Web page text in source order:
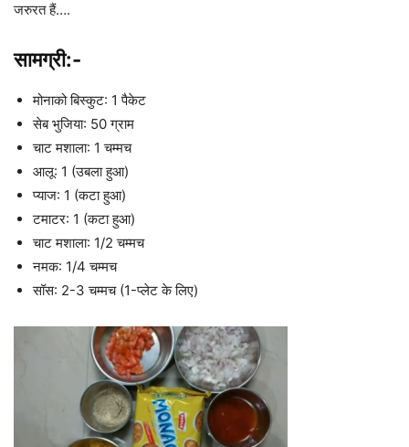
जरुरत हैं….
सामग्री:-
मोनाको बिस्कुट: 1 पैकेट
सेब भुजिया: 50 ग्राम
चाट मशाला: 1 चम्मच
आलू: 1 (उबला हुआ)
प्याज: 1 (कटा हुआ)
टमाटर: 1 (कटा हुआ)
चाट मशाला: 1/2 चम्मच
नमक: 1/4 चम्मच
सॉस: 2-3 चम्मच (1-प्लेट के लिए)